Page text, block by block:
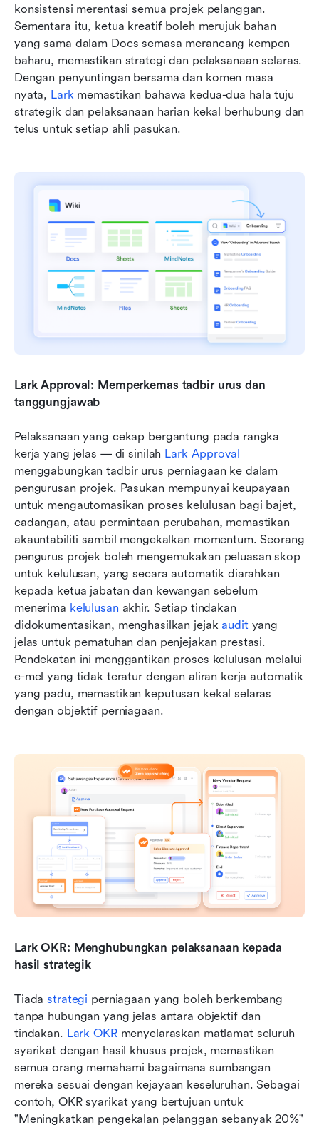
konsistensi merentasi semua projek pelanggan.
Sementara itu, ketua kreatif boleh merujuk bahan
yang sama dalam Docs semasa merancang kempen
baharu, memastikan strategi dan pelaksanaan selaras.
Dengan penyuntingan bersama dan komen masa
nyata, Lark memastikan bahawa kedua-dua hala tuju
strategik dan pelaksanaan harian kekal berhubung dan
telus untuk setiap ahli pasukan.
Lark Approval: Memperkemas tadbir urus dan
tanggungjawab
Pelaksanaan yang cekap bergantung pada rangka
kerja yang jelas — di sinilah Lark Approval
menggabungkan tadbir urus perniagaan ke dalam
pengurusan projek. Pasukan mempunyai keupayaan
untuk mengautomasikan proses kelulusan bagi bajet,
cadangan, atau permintaan perubahan, memastikan
akauntabiliti sambil mengekalkan momentum. Seorang
pengurus projek boleh mengemukakan peluasan skop
untuk kelulusan, yang secara automatik diarahkan
kepada ketua jabatan dan kewangan sebelum
menerima kelulusan akhir. Setiap tindakan
didokumentasikan, menghasilkan jejak audit yang
jelas untuk pematuhan dan penjejakan prestasi.
Pendekatan ini menggantikan proses kelulusan melalui
e-mel yang tidak teratur dengan aliran kerja automatik
yang padu, memastikan keputusan kekal selaras
dengan objektif perniagaan.
Lark OKR: Menghubungkan pelaksanaan kepada
hasil strategik
Tiada strategi perniagaan yang boleh berkembang
tanpa hubungan yang jelas antara objektif dan
tindakan. Lark OKR menyelaraskan matlamat seluruh
syarikat dengan hasil khusus projek, memastikan
semua orang memahami bagaimana sumbangan
mereka sesuai dengan kejayaan keseluruhan. Sebagai
contoh, OKR syarikat yang bertujuan untuk
"Meningkatkan pengekalan pelanggan sebanyak 20%"